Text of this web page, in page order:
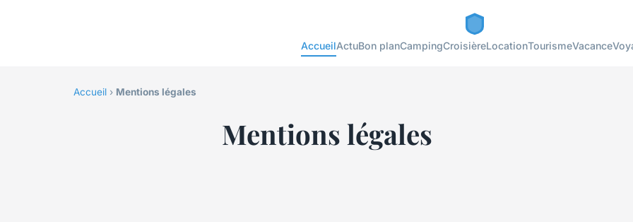
AccueilActuBon planCampingCroisièreLocationTourismeVacance
Accueil › Mentions légales
Mentions légales